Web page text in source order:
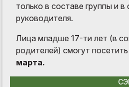
только в составе группы и
руководителя.
Лица младше 17-ти лет (в
родителей) смогут
марта.